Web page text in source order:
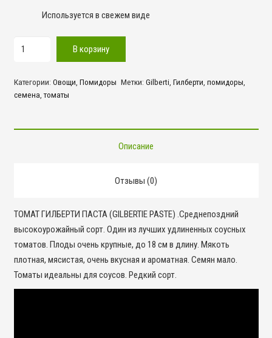
Используется в свежем виде
Количество
В корзину
Категории: Овощи Помидоры Метки: Gilberti Гилберти помидоры
семена томаты
Описание
Отзывы (0)
ТОМАТ ГИЛБЕРТИ ПАСТА (GILBERTIE PASTE) .Среднепоздний
высокоурожайный сорт. Один из лучших удлиненных соусных
томатов. Плоды очень крупные, до 18 см в длину. Мякоть
плотная, мясистая, очень вкусная и ароматная. Семян мало.
Томаты идеальны для соусов. Редкий сорт.